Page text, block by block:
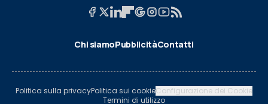
Chi siamoPubblicitàContatti
Politica sulla privacyPolitica sui cookieConfigurazione dei Cookie
Termini di utilizzo